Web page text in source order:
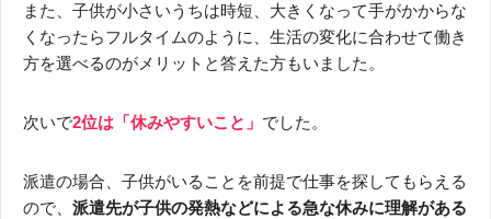
また、子供が小さいうちは時短、大きくなって手がかからな
くなったらフルタイムのように、生活の変化に合わせて働き
方を選べるのがメリットと答えた方もいました。
次いで2位は「休みやすいこと」 でした。
派遣の場合、子供がいることを前提で仕事を探してもらえる
ので、 派遣先が子供の発熱などによる急な休みに理解がある